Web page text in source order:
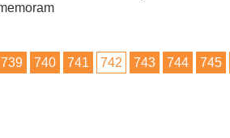
739 740 741 742 743 744 745